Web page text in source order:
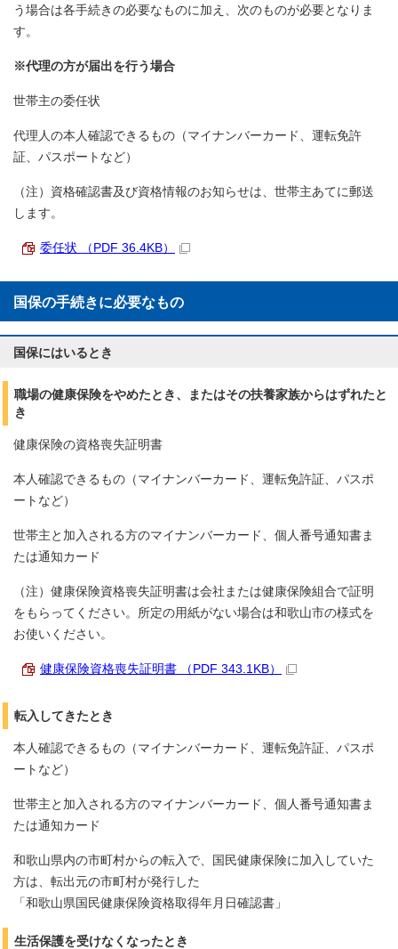
う場合は各手続きの必要なものに加え、次のものが必要となりま
す。
※代理の方が届出を行う場合
世帯主の委任状
代理人の本人確認できるもの（マイナンバーカード、運転免許
証、パスポートなど）
（注）資格確認書及び資格情報のお知らせは、世帯主あてに郵送
します。
委任状 （PDF 36.4KB）
国保の手続きに必要なもの
国保にはいるとき
職場の健康保険をやめたとき、またはその扶養家族からはずれたと
き
健康保険の資格喪失証明書
本人確認できるもの（マイナンバーカード、運転免許証、パスポ
ートなど）
世帯主と加入される方のマイナンバーカード、個人番号通知書ま
たは通知カード
（注）健康保険資格喪失証明書は会社または健康保険組合で証明
をもらってください。所定の用紙がない場合は和歌山市の様式を
お使いください。
健康保険資格喪失証明書 （PDF 343.1KB）
転入してきたとき
本人確認できるもの（マイナンバーカード、運転免許証、パスポ
ートなど）
世帯主と加入される方のマイナンバーカード、個人番号通知書ま
たは通知カード
和歌山県内の市町村からの転入で、国民健康保険に加入していた
方は、転出元の市町村が発行した
「和歌山県国民健康保険資格取得年月日確認書」
生活保護を受けなくなったとき